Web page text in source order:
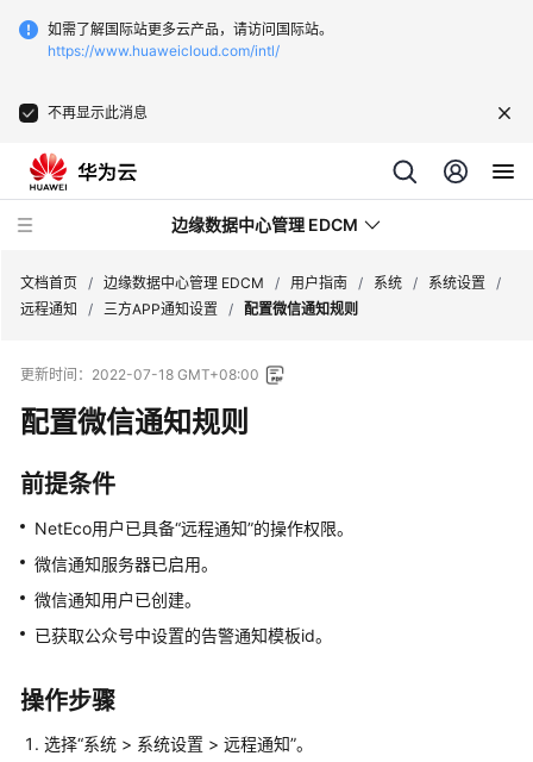
如需了解国际站更多云产品，请访问国际站。
https://www.huaweicloud.com/intl/
不再显示此消息
边缘数据中心管理 EDCM
品
介
绍
购
买
南
用
户
南
文档首页 / 边缘数据中心管理 EDCM / 用户指南 / 系统 / 系统设置
/
远程通知
/ 三方APP通知设置 / 配置微信通知规则
更新时间： 2022-07-18 GMT+08:00
配置微信通知规则
前提条件
NetEco用户已具备“远程通知”的操作权限。
微信通知服务器已启用。
微信通知用户已创建。
已获取公众号中设置的告警通知模板id。
操作步骤
选择“系统 > 系统设置 > 远程通知”。